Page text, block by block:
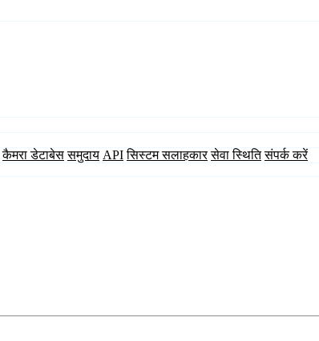
कैमरा डेटाबेस समुदाय API सिस्टम सलाहकार सेवा स्थिति संपर्क करें